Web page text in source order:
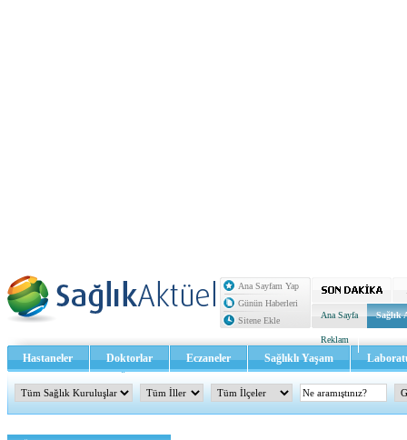
Ana Sayfam Yap
Günün Haberleri
Sitene Ekle
Ana Sayfa Sağlık
Reklam
Hastaneler Doktorlar Eczaneler Sağlıklı Yaşam
Sağlık TV - Video İletişim